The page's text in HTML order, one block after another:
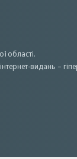
області.
видань –